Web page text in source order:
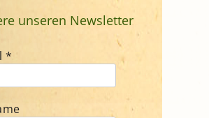
unseren Newsletter
*